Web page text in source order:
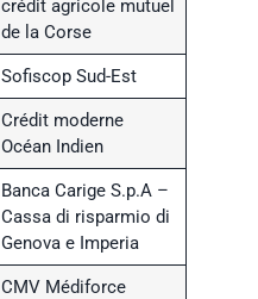
crédit agricole mutuel
de la Corse
Sofiscop Sud-Est
Crédit moderne
Océan Indien
Banca Carige S.p.A –
Cassa di risparmio di
Genova e Imperia
CMV Médiforce